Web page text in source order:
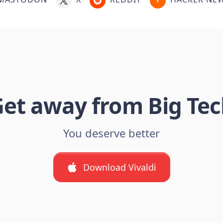
away from Big
You deserve better
Download Vivaldi